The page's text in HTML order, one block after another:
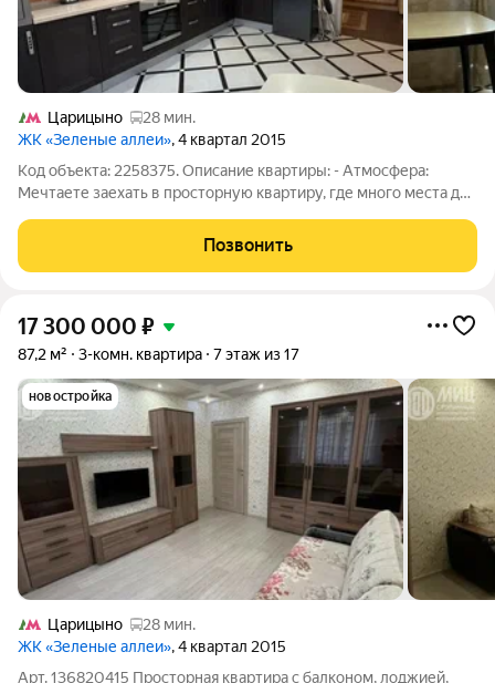
Царицыно
28 мин.
ЖК «Зеленые аллеи», 4 квартал 2015
Код объекта: 2258375. Описание квартиры: - Атмосфера:
Мечтаете заехать в просторную квартиру, где много места для
комнатная квартира (87,2 кв. м) на комфортном 7-м этаже. Это
идеальный оазис уюта для
Позвонить
17 300 000 ₽
87,2 м² 3-комн. квартира 7 этаж из 17
новостройка
Царицыно
28 мин.
ЖК «Зеленые аллеи», 4 квартал 2015
Арт. 136820415 Просторная квартира с балконом, лоджией,